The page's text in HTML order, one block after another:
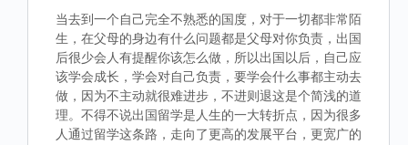
当去到一个自己完全不熟悉的国度，对于一切都非常陌
生，在父母的身边有什么问题都是父母对你负责，出国
后很少会人有提醒你该怎么做，所以出国以后，自己应
该学会成长，学会对自己负责，要学会什么事都主动去
做，因为不主动就很难进步，不进则退这是个简浅的道
理。不得不说出国留学是人生的一大转折点，因为很多
人通过留学这条路，走向了更高的发展平台，更宽广的